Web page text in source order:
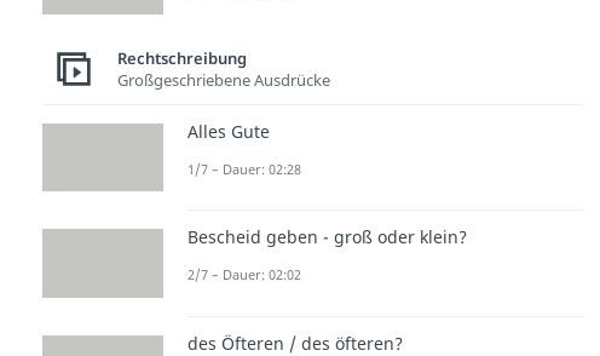
Rechtschreibung
Großgeschriebene Ausdrücke
Alles Gute
1/7 – Dauer: 02:28
Bescheid geben - groß oder klein?
2/7 – Dauer: 02:02
des Öfteren / des öfteren?